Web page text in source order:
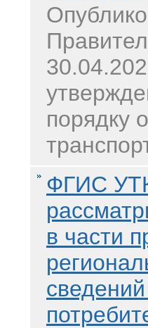
порядку
ФГИС
в части